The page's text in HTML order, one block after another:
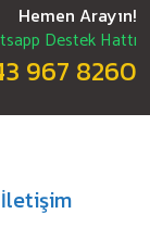
Hemen Arayın!
Destek Hattı
967 8260